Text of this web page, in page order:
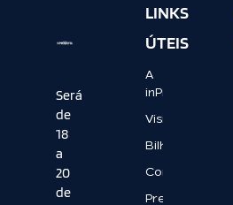
Será
de
18
a
20
de
LINKS
ÚTEIS
A
inProjecta
Visitar
Bilheteira
Contactos
Press